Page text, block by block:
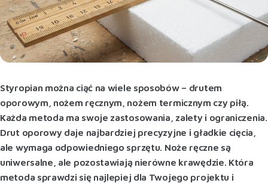
Styropian można ciąć na wiele sposobów – drutem
oporowym, nożem ręcznym, nożem termicznym czy piłą.
Każda metoda ma swoje zastosowania, zalety i ograniczenia.
Drut oporowy daje najbardziej precyzyjne i gładkie cięcia,
ale wymaga odpowiedniego sprzętu. Noże ręczne są
uniwersalne, ale pozostawiają nierówne krawędzie. Która
metoda sprawdzi się najlepiej dla Twojego projektu i